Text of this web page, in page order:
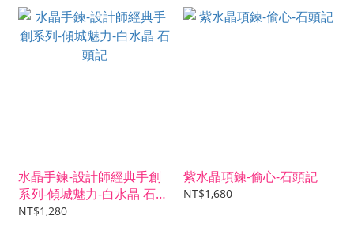
水晶手鍊-設計師經典手創
系列-傾城魅力-白水晶 石頭
記
NT$1,280
紫水晶項鍊-偷心-石頭記
NT$1,680